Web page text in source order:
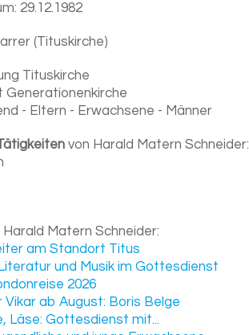
29.12.1982
(Tituskirche)
Tituskirche
Generationenkirche
- Eltern - Erwachsene - Männer
von Harald Matern Schneider:
Harald Matern Schneider:
am Standort Titus
Literatur und Musik im Gottesdienst
2026
Vikar ab August: Boris Belge
Läse: Gottesdienst mit...